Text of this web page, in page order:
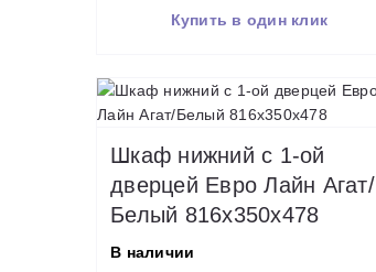
Купить в один клик
Шкаф нижний с 1-ой
дверцей Евро Лайн Агат/
Белый 816х350х478
В наличии